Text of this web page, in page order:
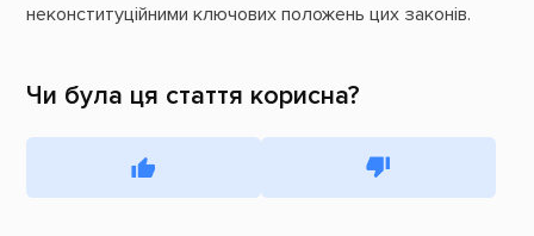
неконституційними ключових положень цих законів.
Чи була ця стаття корисна?